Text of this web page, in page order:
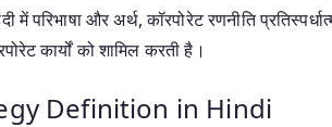
और अर्थ, कॉरपोरेट रणनीति
कार्यों को शामिल करती है।
Definition in Hindi